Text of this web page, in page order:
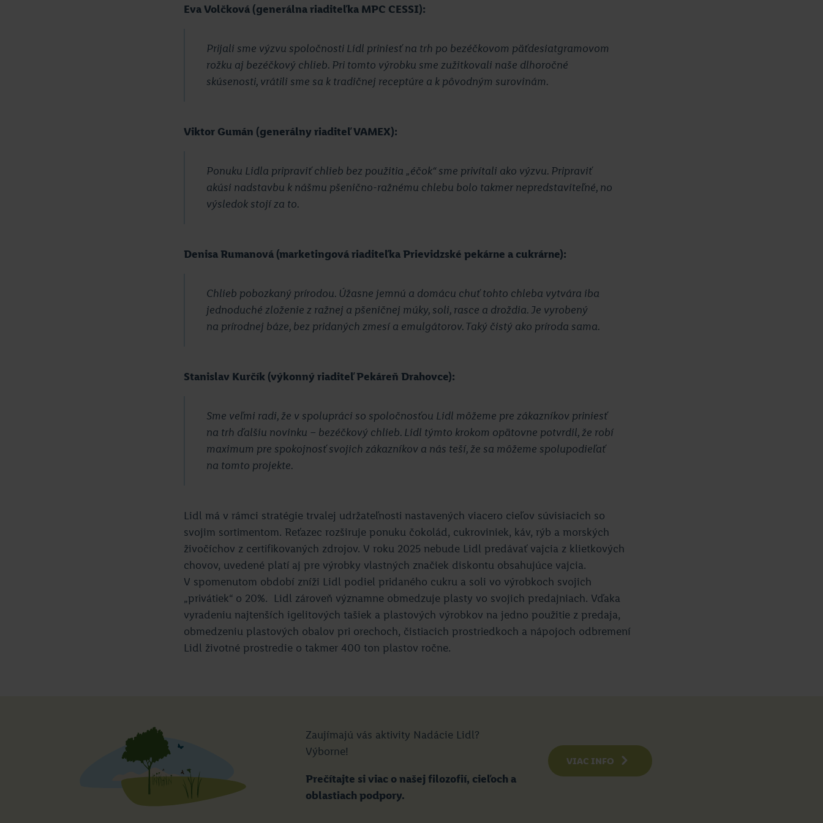
Eva Volčková (generálna riaditeľka MPC CESSI):
Prijali sme výzvu spoločnosti Lidl priniesť na trh po bezéčkovom päťdesiatgramovom
rožku aj bezéčkový chlieb. Pri tomto výrobku sme zužitkovali naše dlhoročné
skúsenosti, vrátili sme sa k tradičnej receptúre a k pôvodným surovinám.
Viktor Gumán (generálny riaditeľ VAMEX):
Ponuku Lidla pripraviť chlieb bez použitia „éčok“ sme privítali ako výzvu. Pripraviť
akúsi nadstavbu k nášmu pšenično-ražnému chlebu bolo takmer nepredstaviteľné, no
výsledok stojí za to.
Denisa Rumanová (marketingová riaditeľka Prievidzské pekárne a cukrárne):
Chlieb pobozkaný prírodou. Úžasne jemnú a domácu chuť tohto chleba vytvára iba
jednoduché zloženie z ražnej a pšeničnej múky, soli, rasce a droždia. Je vyrobený
na prírodnej báze, bez pridaných zmesí a emulgátorov. Taký čistý ako príroda sama.
Stanislav Kurčík (výkonný riaditeľ Pekáreň Drahovce):
Sme veľmi radi, že v spolupráci so spoločnosťou Lidl môžeme pre zákazníkov priniesť
na trh ďalšiu novinku – bezéčkový chlieb. Lidl týmto krokom opätovne potvrdil, že robí
maximum pre spokojnosť svojich zákazníkov a nás teší, že sa môžeme spolupodieľať
na tomto projekte.
Lidl má v rámci stratégie trvalej udržateľnosti nastavených viacero cieľov súvisiacich so
svojim sortimentom. Reťazec rozširuje ponuku čokolád, cukroviniek, káv, rýb a morských
živočíchov z certifikovaných zdrojov. V roku 2025 nebude Lidl predávať vajcia z klietkových
chovov, uvedené platí aj pre výrobky vlastných značiek diskontu obsahujúce vajcia.
V spomenutom období zníži Lidl podiel pridaného cukru a soli vo výrobkoch svojich
„privátiek“ o 20%. Lidl zároveň významne obmedzuje plasty vo svojich predajniach. Vďaka
vyradeniu najtenších igelitových tašiek a plastových výrobkov na jedno použitie z predaja,
obmedzeniu plastových obalov pri orechoch, čistiacich prostriedkoch a nápojoch odbremení
Lidl životné prostredie o takmer 400 ton plastov ročne.
Zaujímajú vás aktivity Nadácie Lidl?
Výborne!
Prečítajte si viac o našej filozofií, cieľoch a
oblastiach podpory.
VIAC INFO